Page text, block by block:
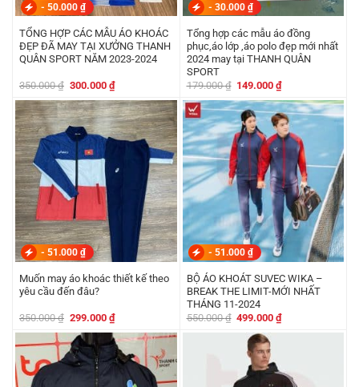
- 50.000 ₫
TỔNG HỢP CÁC MẪU ÁO KHOÁC
ĐẸP ĐÃ MAY TẠI XƯỞNG THANH
QUÂN SPORT NĂM 2023-2024
350.000₫ Giá
là:
350.000 ₫.
300.000 ₫Giá
hiện
tại
là:
300.000 ₫.
- 30.000 ₫
Tổng hợp các mẫu áo đồng
phục,áo lớp ,áo polo đẹp mới nhất
2024 may tại THANH QUÂN
SPORT
179.000₫ Giá
là:
179.000 ₫.
149.000₫Giá
tại
là:
149.000 ₫.
- 51.000 ₫
Muốn may áo khoác thiết kế theo
yêu cầu đến đâu?
350.000₫ Giá
là:
350.000 ₫.
299.000 ₫Giá
hiện
tại
là:
299.000 ₫.
- 51.000 ₫
BỘ ÁO KHOÁT SUVEC WIKA –
BREAK THE LIMIT-MỚI NHẤT
THÁNG 11-2024
550.000₫ Giá
là:
550.000 ₫.
499.000₫Giá